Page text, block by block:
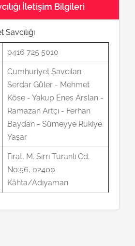
İletişim Bilgileri
0416 725 5010
Cumhuriyet Savcıları:
Serdar Güler - Mehmet
Köse - Yakup Enes Arslan -
Ramazan Artçı - Ferhan
Baydan - Sümeyye Rukiye
Yaşar
Fırat, M. Sırrı Turanlı Cd.
No:56, 02400
Kâhta/Adıyaman